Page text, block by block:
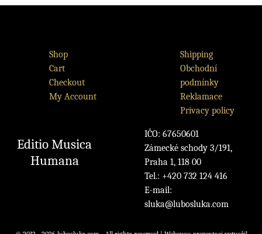
Shop
Cart
Checkout
My Account
Shipping
Obchodní
podmínky
Reklamace
Privacy policy
Editio Musica
Humana
IČO: 67650601
Zámecké schody 3/191,
Praha 1, 118 00
Tel.: +420 732 124 416
E-mail:
sluka@lubosluka.com